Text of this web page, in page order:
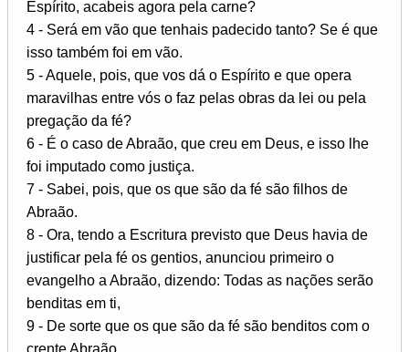
Espírito, acabeis agora pela carne?
4 - Será em vão que tenhais padecido tanto? Se é que
isso também foi em vão.
5 - Aquele, pois, que vos dá o Espírito e que opera
maravilhas entre vós o faz pelas obras da lei ou pela
pregação da fé?
6 - É o caso de Abraão, que creu em Deus, e isso lhe
foi imputado como justiça.
7 - Sabei, pois, que os que são da fé são filhos de
Abraão.
8 - Ora, tendo a Escritura previsto que Deus havia de
justificar pela fé os gentios, anunciou primeiro o
evangelho a Abraão, dizendo: Todas as nações serão
benditas em ti,
9 - De sorte que os que são da fé são benditos com o
crente Abraão.